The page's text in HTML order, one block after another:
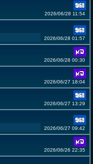
2026/06/28 11:54
2026/06/28 01:57
2026/06/28 00:30
2026/06/27 18:04
2026/06/27 13:29
2026/06/27 09:42
2026/06/26 22:35